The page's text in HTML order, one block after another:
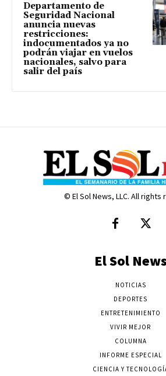
Departamento de
Seguridad Nacional
anuncia nuevas
restricciones:
indocumentados ya no
podrán viajar en vuelos
nacionales, salvo para
salir del país
© El Sol News, LLC. All rights
El Sol
NOTICIAS
DEPORTES
ENTRETENIMIENTO
VIVIR MEJOR
COLUMNA
INFORME ESPECIAL
CIENCIA Y